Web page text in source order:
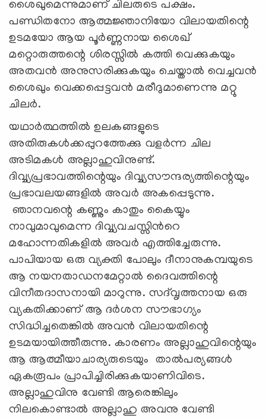
ശൈഖുമെന്നുമാണ് ചിലരുടെ പക്ഷം.
പണ്ഡിതനോ ആത്മജ്ഞാനിയോ വിലായതിന്റെ
ഉടമയോ ആയ പൂര്‍ണ്ണനായ ശൈഖ്
മറ്റൊരുത്തന്റെ ശിരസ്സില്‍ കത്തി വെക്കുകയും
അതവന്‍ അനുസരിക്കുകയും ചെയ്താല്‍ വെച്ചവന്‍
ശൈഖും വെക്കപ്പെട്ടവന്‍ മരീദുമാണെന്നു മറ്റു
ചിലര്‍.
യഥാര്‍ത്ഥത്തില്‍ ഉലകങ്ങളുടെ
അതിരുകള്‍ക്കപ്പുറത്തേക്കു വളര്‍ന്ന ചില
അടിമകള്‍ അല്ലാഹുവിനുണ്ട്.
ദിവ്വ്യപ്രഭാവത്തിന്റെയും ദിവ്വ്യസൗന്ദര്യത്തിന്റെയും
പ്രഭാവലയങ്ങളില്‍ അവര്‍ അകപ്പെടുന്നു.
ഞാനവന്റെ കണ്ണും കാതും കൈയ്യും
നാവുമാവുമെന്ന ദിവ്വ്യവചസ്സിന്‍റെ
മഹോന്നതികളില്‍ അവര്‍ എത്തിച്ചേരുന്നു.
പാപിയായ ഒരു വ്യക്തി പോലും ദീനാനുകമ്പയുടെ
ആ നയനതാഡനമേറ്റാല്‍ ദൈവത്തിന്റെ
വിനീതദാസനായി മാറുന്നു. സദ്‍വൃത്തനായ ഒരു
വ്യകതിക്കാണ് ആ ദര്‍ശന സൗഭാഗ്യം
സിദ്ധിച്ചതെങ്കില്‍ അവന്‍ വിലായതിന്റെ
ഉടമയായിത്തീരുന്നു. കാരണം അല്ലാഹുവിന്റെയും
ആ ആത്മീയാചാര്യരുടെയും താല്‍പര്യങ്ങള്‍
ഏകരൂപം പ്രാപിച്ചിരിക്കുകയാണിവിടെ.
അല്ലാഹുവിനു വേണ്ടി ആരെങ്കിലും
നിലകൊണ്ടാല്‍ അല്ലാഹു അവനു വേണ്ടി